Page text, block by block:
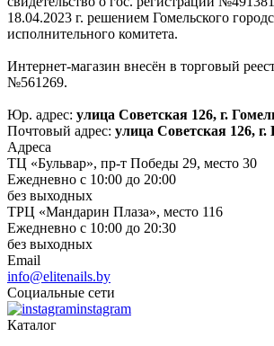
18.04.2023 г. решением Гомельского
исполнительного комитета.
Интернет-магазин внесён в торговый
№561269.
Юр. адрес: улица Советская 126, г.
Почтовый адрес: улица Советская 126, г.
Адреса
ТЦ «Бульвар», пр-т Победы 29, место 30
Ежедневно с 10:00 до 20:00
без выходных
ТРЦ «Мандарин Плаза», место 116
Ежедневно с 10:00 до 20:30
без выходных
Email
info@elitenails.by
Социальные сети
instagram
Каталог